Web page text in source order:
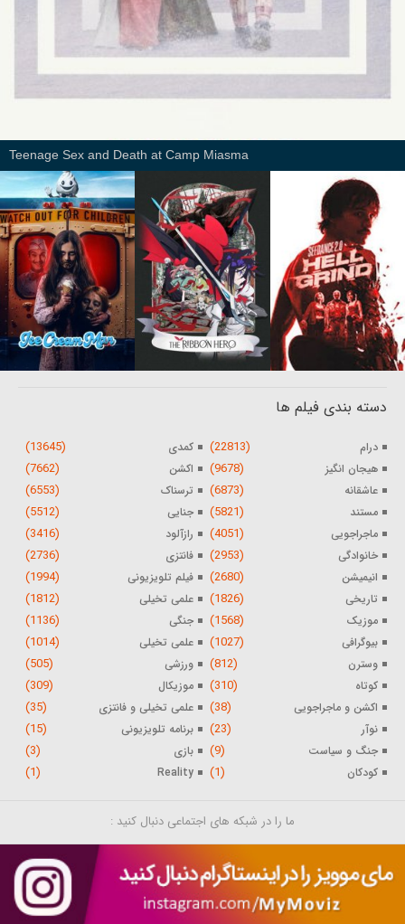
Teenage Sex and Death at Camp Miasma
دسته بندی فیلم ها
درام (22813) کمدی (13645)
هیجان انگیز (9678) اکشن (7662)
عاشقانه (6873) ترسناک (6553)
مستند (5821) جنایی (5512)
ماجراجویی (4051) رازآلود (3416)
خانوادگی (2953) فانتزی (2736)
انیمیشن (2680) فیلم تلویزیونی (1994)
تاریخی (1826) علمی تخیلی (1812)
موزیک (1568) جنگی (1136)
بیوگرافی (1027) علمی تخیلی (1014)
وسترن (812) ورزشی (505)
کوتاه (310) موزیکال (309)
اکشن و ماجراجویی (38) علمی تخیلی و فانتزی (35)
نوآر (23) برنامه تلویزیونی (15)
جنگ و سیاست (9) بازی (3)
کودکان (1)
Reality
(1)
ما را در شبکه های اجتماعی دنبال کنید :